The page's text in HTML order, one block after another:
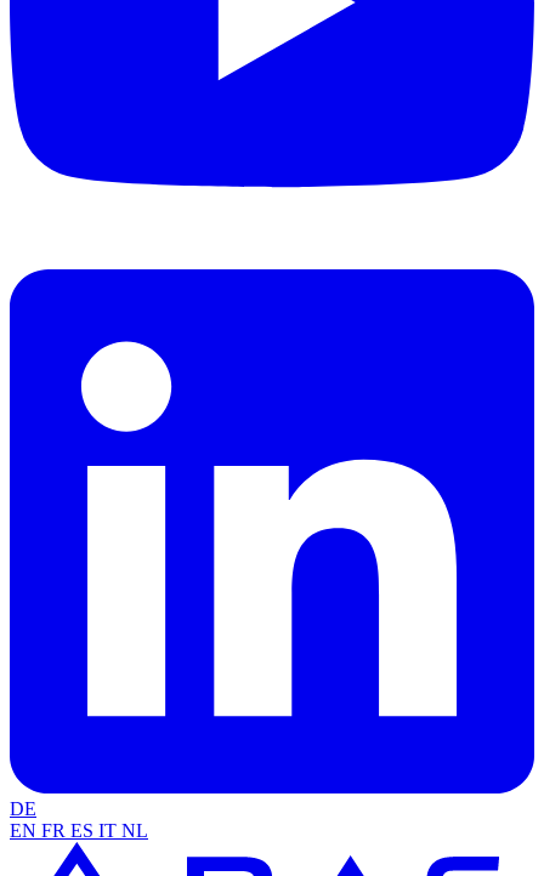
DE
EN FR ES IT NL